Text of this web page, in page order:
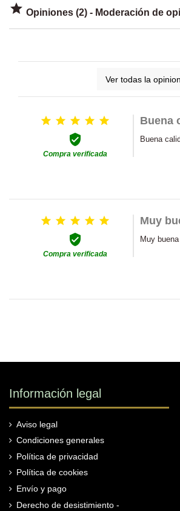
 Opiniones (2) - Moderación de
    

Compra verificada
Buena
Buena
    

Compra verificada
Muy
Muy
Información legal
Aviso legal
Condiciones generales
Política de privacidad
Política de cookies
Envío y pago
Derecho de desistimiento -